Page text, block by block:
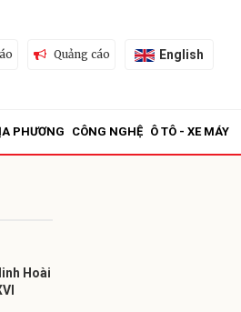
Quảng cáo English
PHƯƠNG CÔNG NGHỆ Ô TÔ - XE MÁY
Hoài